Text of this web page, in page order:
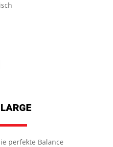
perfekte Balance